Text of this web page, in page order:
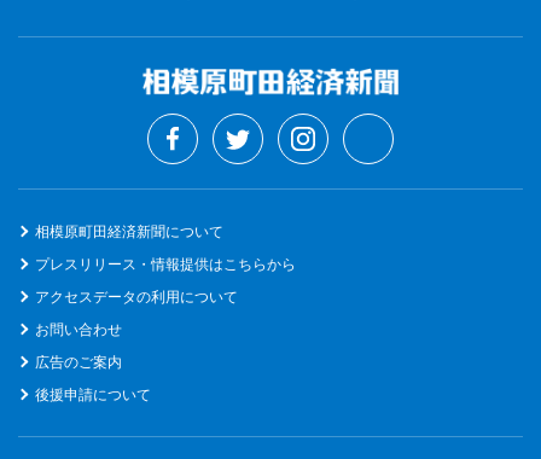
相模原町田経済新聞について
プレスリリース・情報提供はこちらから
アクセスデータの利用について
お問い合わせ
広告のご案内
後援申請について